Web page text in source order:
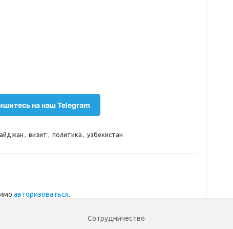
на наш Telegram
, визит , политика , узбекистан
авторизоваться.
Сотрудничество